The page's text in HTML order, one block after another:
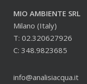
MIO AMBIENTE SRL
Milano (Italy)
T: 02.320627926
C: 348.9823685
info@analisiacqua.it